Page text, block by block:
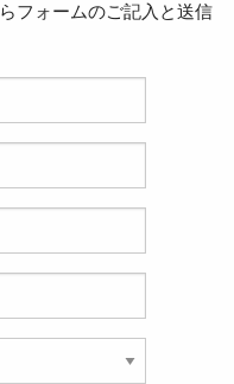
フォームのご記入と送信